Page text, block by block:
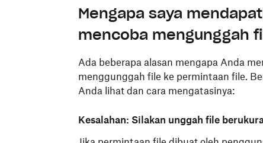
Mengapa saya
mencoba mengunggah
Ada beberapa alasan mengapa Anda
menggunggah file ke permintaan file.
Anda lihat dan cara mengatasinya:
Kesalahan: Silakan unggah file